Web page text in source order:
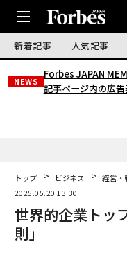
新着記事 人気記事
NEWS
Forbes JAPAN
記事ページ内の広
トップ ビジネス 経営・
2025.05.20 13:30
世界的企業トッ
則」